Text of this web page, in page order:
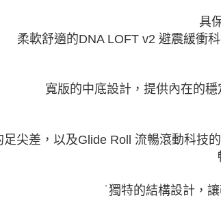
具
柔軟舒適的DNA LOFT v2 避震緩衝
寬版的中底設計，提供內在的
足尖差，以及Glide Roll 流暢滾動科技
˙獨特的結構設計，